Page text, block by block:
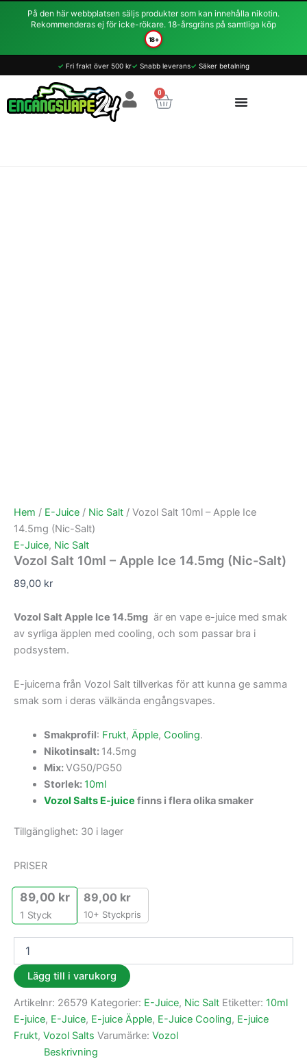
På den här webbplatsen säljs produkter som kan innehålla nikotin.
Rekommenderas ej för icke-rökare. 18-årsgräns på samtliga köp
18+
Hoppa
✓ Fri frakt över 500 kr✓ Snabb leverans✓ Säker betalning
0
Varukorg
Hem / E-Juice / Nic Salt / Vozol Salt 10ml – Apple Ice
14.5mg (Nic-Salt)
E-Juice, Nic Salt
Vozol Salt 10ml – Apple Ice 14.5mg (Nic-Salt)
89,00 kr
Vozol Salt Apple Ice 14.5mg är en vape e-juice med smak
av syrliga äpplen med cooling, och som passar bra i
podsystem.
E-juicerna från Vozol Salt tillverkas för att kunna ge samma
smak som i deras välkända engångsvapes.
Smakprofil: Frukt, Äpple, Cooling.
Nikotinsalt: 14.5mg
Mix:VG50/PG50
Storlek:10ml
Vozol Salts E-juice finns i flera olika smaker
Tillgänglighet: 30 i lager
PRISER
89,00 kr
1 Styck
89,00 kr
10+ Styckpris
Salt
-
Apple
Lägg till i varukorg
Artikelnr: 26579 Kategorier: E-Juice, Nic Salt Etiketter: 10ml
E-juice, E-Juice, E-juice Äpple, E-Juice Cooling, E-juice
Frukt, Vozol Salts Varumärke: Vozol
Beskrivning